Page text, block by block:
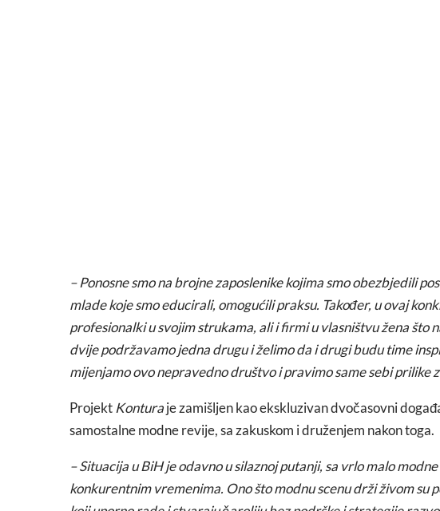
– Ponosne smo na brojne zaposlenike kojima smo obezbjedili
mlade koje smo educirali, omogućili praksu. Također, u ovaj
profesionalki u svojim strukama, ali i firmi u vlasništvu žena što
dvije podržavamo jedna drugu i želimo da i drugi budu time
mijenjamo ovo nepravedno društvo i pravimo same sebi prilike
ProjektKonturaje zamišljen kao ekskluzivan dvočasovni
samostalne modne revije, sa zakuskom i druženjem nakon toga.
– Situacija u BiH je odavno u silaznoj putanji, sa vrlo malo
konkurentnim vremenima. Ono što modnu scenu drži živom su